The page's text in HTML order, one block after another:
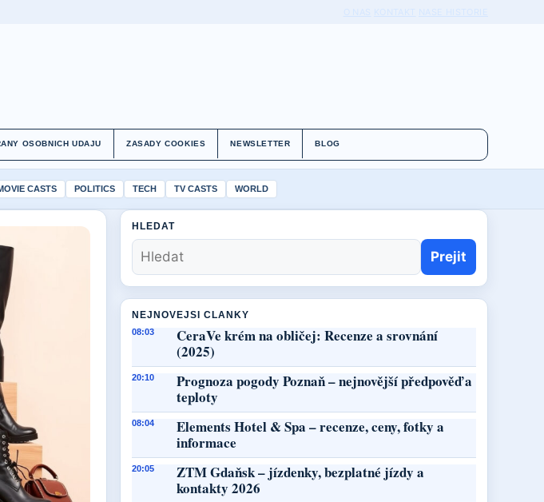
OSOBNICH UDAJU ZASADY COOKIES NEWSLETTER BLOG
CASTS POLITICS TECH TV CASTS WORLD
HLEDAT
Prejit
NEJNOVEJSI CLANKY
08:03
CeraVe krém na obličej: Recenze a srovnání
(2025)
20:10
Prognoza pogody Poznaň – nejnovější předpověď a
teploty
08:04
Elements Hotel & Spa – recenze, ceny, fotky a
informace
20:05
ZTM Gdaňsk – jízdenky, bezplatné jízdy a
kontakty 2026